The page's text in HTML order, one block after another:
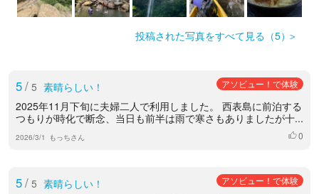
投稿された写真をすべて見る（5）
5/ 5 素晴らしい！ アソビュー！で体験
2025年11月下旬に夫婦二人で利用しました。 西表島に前泊する
つもりが時化で断念、当日も前半は雨で寒さもありましたが十...
2026/3/1 もっちさん いいね
0
5/ 5 素晴らしい！ アソビュー！で体験